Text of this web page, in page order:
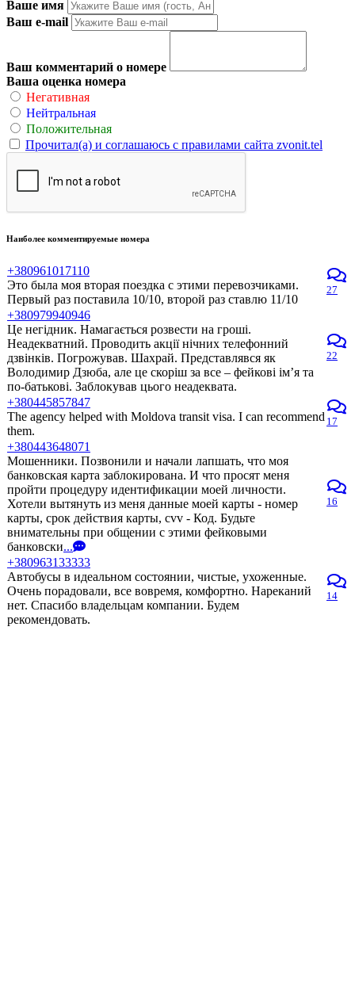
Ваше имя
Ваш e-mail
Ваш комментарий о номере
Ваша оценка номера
Негативная
Нейтральная
Положительная
Прочитал(а) и соглашаюсь с правилами сайта zvonit.tel
Наиболее комментируемые номера
+380961017110
Это была моя вторая поездка с этими перевозчиками.
Первый раз поставила 10/10, второй раз ставлю 11/10
27
+380979940946
Це негідник. Намагається розвести на гроші.
Неадекватний. Проводить акції нічних телефонний
дзвінків. Погрожував. Шахрай. Представлявся як
Володимир Дзюба, але це скоріш за все – фейкові ім’я та
по-батькові. Заблокував цього неадеквата.
22
+380445857847
The agency helped with Moldova transit visa. I can recommend
them.
17
+380443648071
Мошенники. Позвонили и начали лапшать, что моя
банковская карта заблокирована. И что просят меня
пройти процедуру идентификации моей личности.
Хотели вытянуть из меня данные моей карты - номер
карты, срок действия карты, cvv - Код. Будьте
внимательны при общении с этими фейковыми
банковски...
16
+380963133333
Автобусы в идеальном состоянии, чистые, ухоженные.
Очень порадовали, все вовремя, комфортно. Нареканий
нет. Спасибо владельцам компании. Будем
рекомендовать.
14